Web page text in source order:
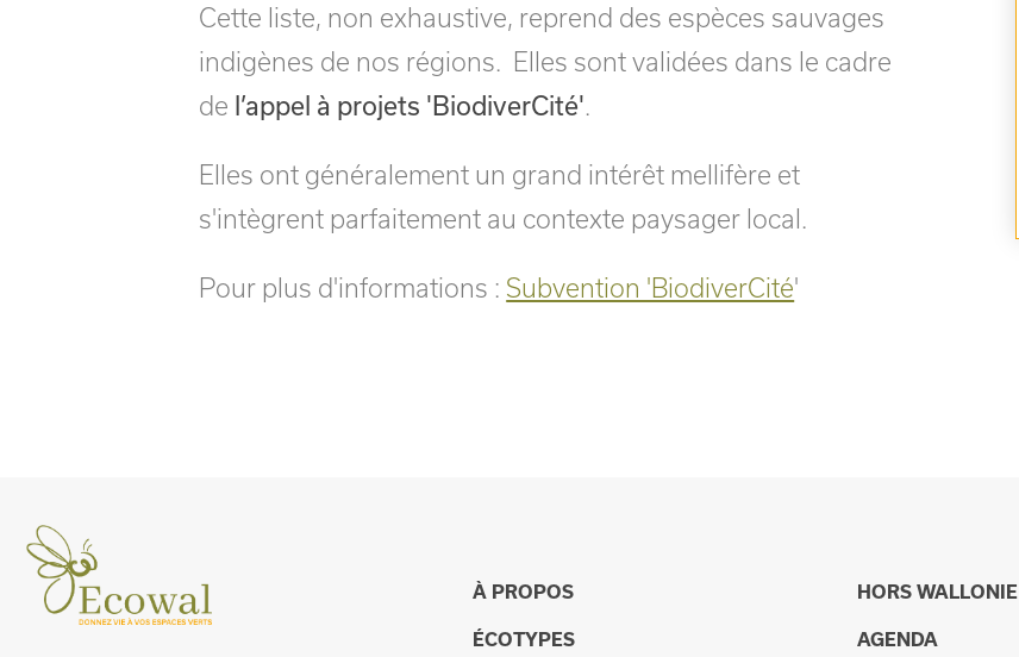
Cette liste, non exhaustive, reprend des espèces sauvages
indigènes de nos régions. Elles sont validées dans le cadre
de l’appel à projets 'BiodiverCité'
Elles ont généralement un grand intérêt mellifère et
s'intègrent parfaitement au contexte paysager local.
Pour plus d'informations : Subvention 'BiodiverCité'
À PROPOS
ÉCOTYPES
HORS WALLONIE
AGENDA